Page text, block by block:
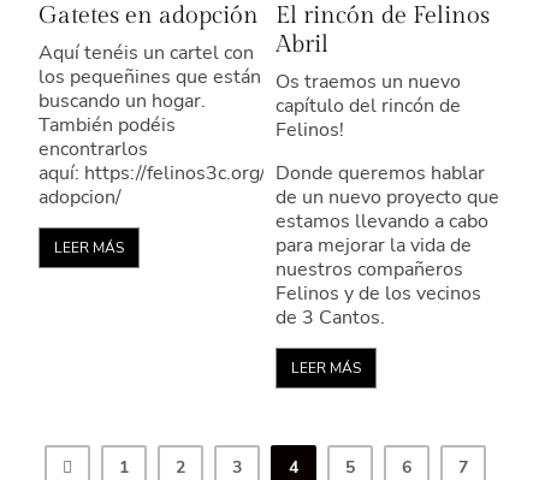
Gatetes en adopción
Aquí tenéis un cartel con
los pequeñines que están
buscando un hogar.
También podéis
encontrarlos
aquí: https://felinos3c.org/adoptar/en-
adopcion/
LEER MÁS
El rincón de Felinos
Abril
Os traemos un nuevo
capítulo del rincón de
Felinos!
Donde queremos hablar
de un nuevo proyecto que
estamos llevando a cabo
para mejorar la vida de
nuestros compañeros
Felinos y de los vecinos
de 3 Cantos.
LEER MÁS
1 2 3 4 5 6 7